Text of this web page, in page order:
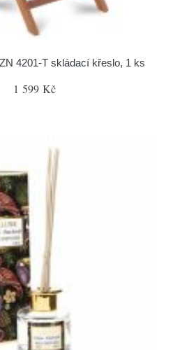
4201-T skládací křeslo, 1 ks
1 599 Kč